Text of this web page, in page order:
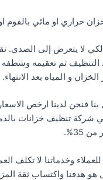
حراري او مائي بالفوم
لكي لا يتعرض إلى الصدى.
التنظيف ثم تعقيمه وشطفه
و المياه بعد الانتهاء.
بنا فنحن لدينا ارخص
شركة تنظيف خزانات
وخدماتنا لا تكلف
هو هدفنا واكتساب ثقة